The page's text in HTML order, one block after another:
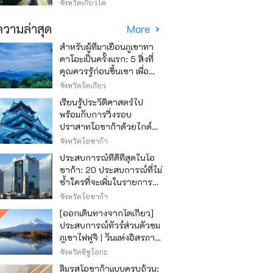
จังหวัดเกียวโต
ามล่าสุด More
สำหรับผู้ที่มาเยือนภูเขาทา
คาโอะเป็นครั้งแรก: 5 สิ่งที่
คุณควรรู้ก่อนขึ้นเขา เพื่อ
ให้การปีนเขาเป็นไปอย่าง
สนุกสนาน
จังหวัดโตเกียว
เรียนรู้ประวัติศาสตร์ไป
พร้อมกับการวิ่งรอบ
ปราสาทโอซาก้าด้วยไกด์
เสียง "วิ่ง วิ่ง เรียนรู้"
จังหวัดโอซาก้า
ประสบการณ์ที่ดีที่สุดในโอ
ซาก้า: 20 ประสบการณ์ที่ไม่
ซ้ำใครที่จะเพิ่มในรายการสิ่ง
ที่อยากทำในการเดินทาง
ของคุณ
จังหวัดโอซาก้า
[ออกเดินทางจากโตเกียว]
ประสบการณ์ทัวร์ส่วนตัวชม
ภูเขาไฟฟูจิ | วันแห่งอิสรภาพ
สุดหรู
จังหวัดชิซูโอกะ
ลิ้มรสโอซาก้าแบบครบถ้วน: